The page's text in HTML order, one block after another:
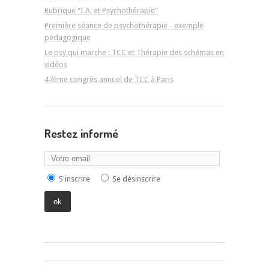
Rubrique "I.A. et Psychothérapie"
Première séance de psychothérapie - exemple
pédagogique
Le psy qui marche : TCC et Thérapie des schémas en
vidéos
47ème congrès annuel de TCC à Paris
Restez informé
S'inscrire Se désinscrire